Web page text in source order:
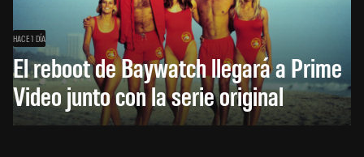
HACE 1 DÍA
El reboot de Baywatch llegará a Prime
Video junto con la serie original